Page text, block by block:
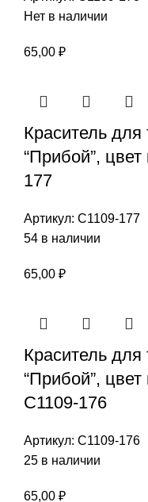
Нет в наличии
65,00 ₽
Краситель для
“Прибой”,
177
Артикул: С1109-177
54 в наличии
65,00 ₽
Краситель для
“Прибой”,
С1109-176
Артикул: С1109-176
25 в наличии
65,00 ₽